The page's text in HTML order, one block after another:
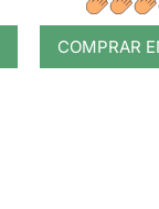
COMPRAR